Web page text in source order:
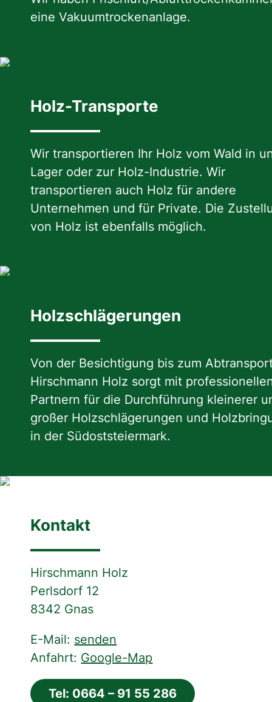
eine Vakuumtrockenanlage.
Holz-Transporte
Wir transportieren Ihr Holz vom Wald in
Lager oder zur Holz-Industrie. Wir
transportieren auch Holz für andere
Unternehmen und für Private. Die
von Holz ist ebenfalls möglich.
Holzschlägerungen
Von der Besichtigung bis zum
Hirschmann Holz sorgt mit
Partnern für die Durchführung kleinerer
großer Holzschlägerungen und
in der Südoststeiermark.
Kontakt
Hirschmann Holz
Perlsdorf 12
8342 Gnas
E-Mail: senden
Anfahrt: Google-Map
Tel: 0664 – 91 55 286